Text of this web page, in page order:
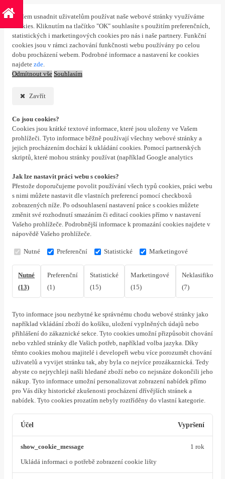
S cílem usnadnit uživatelům používat naše webové stránky využíváme
cookies. Kliknutím na tlačítko "OK" souhlasíte s použitím preferenčních,
statistických i marketingových cookies pro nás i naše partnery. Funkční
cookies jsou v rámci zachování funkčnosti webu používány po celou
dobu procházení webem. Podrobné informace a nastavení ke cookies
najdete zde.
Odmítnout vše Souhlasím
Zavřít
Co jsou cookies?
Cookies jsou krátké textové informace, které jsou uloženy ve Vašem
prohlížeči. Tyto informace běžně používají všechny webové stránky a
jejich procházením dochází k ukládání cookies. Pomocí partnerských
skriptů, které mohou stránky používat (například Google analytics
Jak lze nastavit práci webu s cookies?
Přestože doporučujeme povolit používání všech typů cookies, práci webu
s nimi můžete nastavit dle vlastních preferencí pomocí checkboxů
zobrazených níže. Po odsouhlasení nastavení práce s cookies můžete
změnit své rozhodnutí smazáním či editací cookies přímo v nastavení
Vašeho prohlížeče. Podrobnější informace k promazání cookies najdete v
nápovědě Vašeho prohlížeče.
Nutné Preferenční Statistické Marketingové
Nutné
(13)
Preferenční
(1)
Statistické
(15)
Marketingové
(15)
(7)
Tyto informace jsou nezbytné ke správnému chodu webové stránky jako
například vkládání zboží do košíku, uložení vyplněných údajů nebo
přihlášení do zákaznické sekce. Tyto cookies umožní přizpůsobit chování
nebo vzhled stránky dle Vašich potřeb, například volba jazyka. Díky
těmto cookies mohou majitelé i developeři webu více porozumět chování
uživatelů a vyvijet stránku tak, aby byla co nejvíce prozákaznická. Tedy
abyste co nejrychleji našli hledané zboží nebo co nejsnáze dokončili jeho
nákup. Tyto informace umožní personalizovat zobrazení nabídek přímo
pro Vás díky historické zkušenosti procházení dřívějších stránek a
nabídek. Tyto cookies prozatím nebyly roztříděny do vlastní kategorie.
Účel Vypršení
show_cookie_message
Ukládá informaci o potřebě zobrazení cookie lišty
1 rok